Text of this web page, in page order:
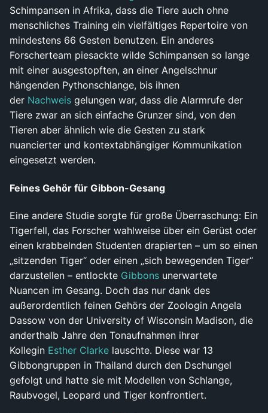
Schimpansen in Afrika, dass die Tiere auch ohne
menschliches Training ein vielfältiges Repertoire von
mindestens 66 Gesten benutzen. Ein anderes
Forscherteam piesackte wilde Schimpansen so lange
mit einer ausgestopften, an einer Angelschnur
hängenden Pythonschlange, bis ihnen
der Nachweis gelungen war, dass die Alarmrufe der
Tiere zwar an sich einfache Grunzer sind, von den
Tieren aber ähnlich wie die Gesten zu stark
nuancierter und kontextabhängiger Kommunikation
eingesetzt werden.
Feines Gehör für Gibbon-Gesang
Eine andere Studie sorgte für große Überraschung: Ein
Tigerfell, das Forscher wahlweise über ein Gerüst oder
einen krabbelnden Studenten drapierten – um so einen
„sitzenden Tiger“ oder einen „sich bewegenden Tiger“
darzustellen – entlockte Gibbons unerwartete
Nuancen im Gesang. Doch das nur dank des
außerordentlich feinen Gehörs der Zoologin Angela
Dassow von der University of Wisconsin Madison, die
anderthalb Jahre den Tonaufnahmen ihrer
Kollegin Esther Clarke lauschte. Diese war 13
Gibbongruppen in Thailand durch den Dschungel
gefolgt und hatte sie mit Modellen von Schlange,
Raubvogel, Leopard und Tiger konfrontiert.